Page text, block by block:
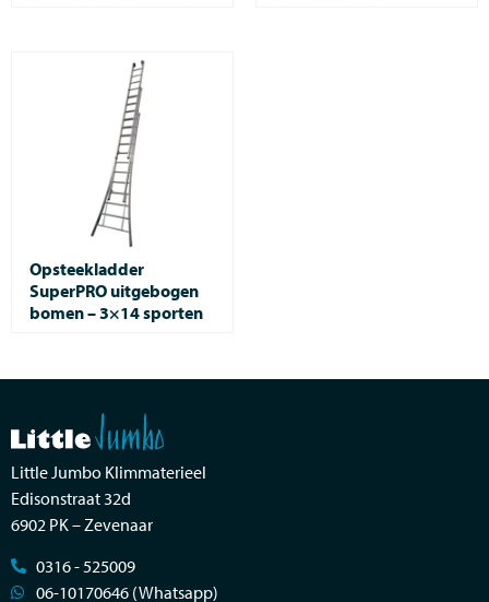
Opsteekladder
SuperPRO uitgebogen
bomen – 3×14 sporten
Little Jumbo Klimmaterieel
Edisonstraat 32d
6902 PK – Zevenaar
0316 - 525009
06-10170646 (Whatsapp)